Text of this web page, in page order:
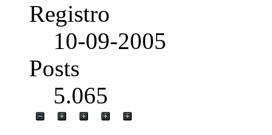
Registro
10-09-2005
Posts
5.065